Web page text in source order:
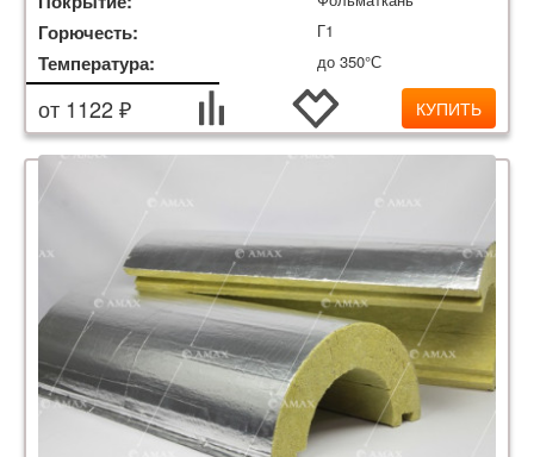
Горючесть: Г1
Температура: до 350°С
от 1122 ₽ КУПИТЬ